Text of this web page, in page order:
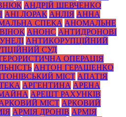
АНДРІЙ ШЕВЧЕНКО
АНІ ЛОРАК АНЛІЯ АННА
СПЕКА АНОМАЛЬНЕ
АНОНС АНТИДРОНОВІ
АНТИКОРУПЦІЙНИЙ
СУД
ОПЕРАЦІЯ
АНТОН ГЕРАЩЕНКО
МІСТ АПАТІЯ
АРГЕНТИНА АРЕНА
АРЕШТ РАХУНКІВ
МІСТ АРКОВИЙ
АРМІЯ ДРОНІВ АРМІЯ